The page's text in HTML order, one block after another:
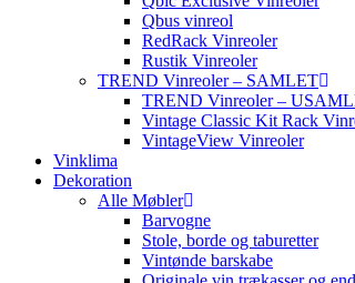
Qbus vinreol
RedRack Vinreoler
Rustik Vinreoler
TREND Vinreoler – SAMLET
TREND Vinreoler –
Vintage Classic Kit Rack
VintageView Vinreoler
Vinklima
Dekoration
Alle Møbler
Barvogne
Stole, borde og taburetter
Vintønde barskabe